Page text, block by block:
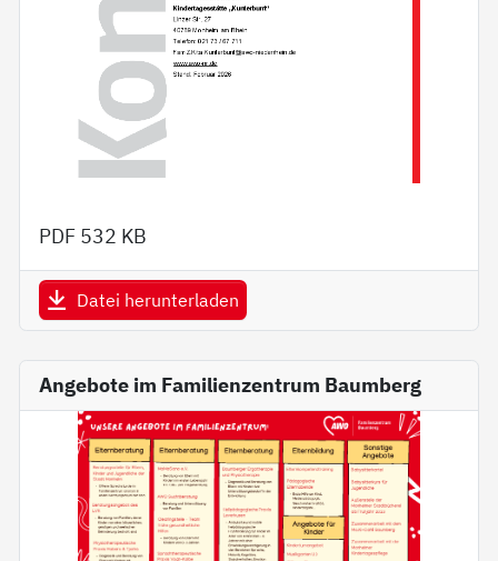
PDF 532 KB
Datei herunterladen
Angebote im Familienzentrum Baumberg